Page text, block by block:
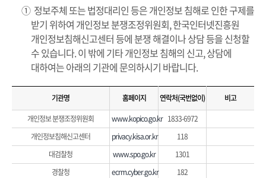
① 정보주체 또는 법정대리인 등은 개인정보 침해로 인한 구제를
받기 위하여 개인정보 분쟁조정위원회, 한국인터넷진흥원
개인정보침해신고센터 등에 분쟁 해결이나 상담 등을 신청할
수 있습니다. 이 밖에 기타 개인정보 침해의 신고, 상담에
대하여는 아래의 기관에 문의하시기 바랍니다.
기관명 홈페이지 연락처(국번없이)
비고
개인정보 분쟁조정위원회
www.kopico.go.kr 1833-6972
개인정보침해신고센터
privacy.kisa.or.kr
118
대검찰청
www.spo.go.kr
1301
경찰청
ecrm.cyber.go.kr 182